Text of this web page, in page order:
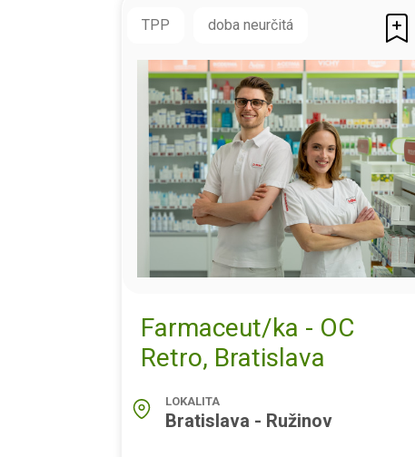
TPP doba neurčitá
Farmaceut/ka - OC
Retro, Bratislava
LOKALITA
Bratislava - Ružinov